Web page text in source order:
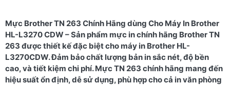
Mực Brother TN 263 Chính Hãng dùng Cho Máy In Brother
HL-L3270 CDW – Sản phẩm mực in chính hãng Brother TN
263 được thiết kế đặc biệt cho máy in Brother HL-
L3270CDW. Đảm bảo chất lượng bản in sắc nét, độ bền
cao, và tiết kiệm chi phí. Mực TN 263 chính hãng mang đến
hiệu suất ổn định, dễ sử dụng, phù hợp cho cả in văn phòng